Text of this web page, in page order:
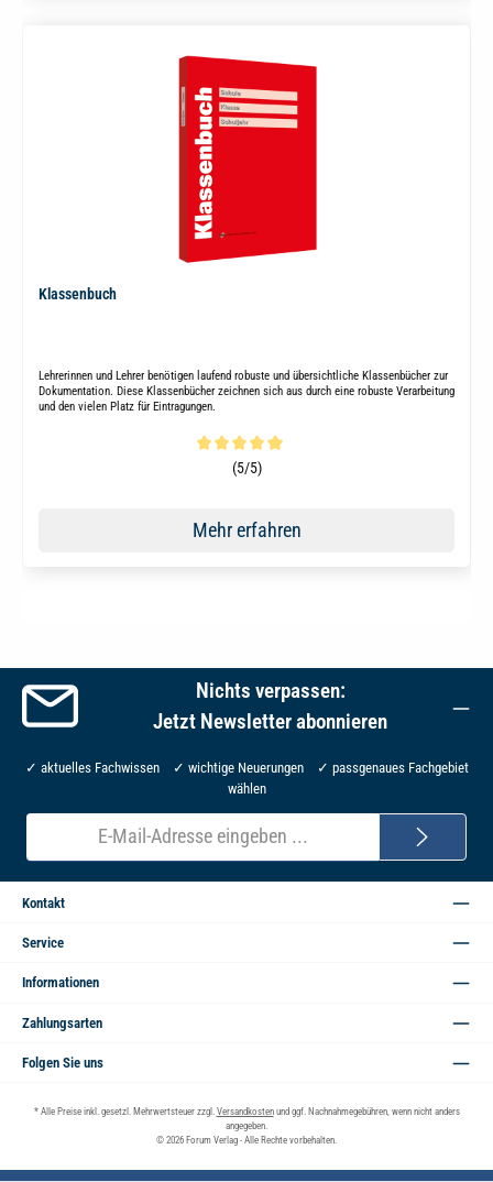
Klassenbuch
Lehrerinnen und Lehrer benötigen laufend robuste und übersichtliche Klassenbücher zur
Dokumentation. Diese Klassenbücher zeichnen sich aus durch eine robuste Verarbeitung
und den vielen Platz für Eintragungen.
Durchschnittliche Bewertung von 5 von 5 Sternen
(5/5)
Mehr erfahren
Nichts verpassen:
Jetzt Newsletter abonnieren
✓ aktuelles Fachwissen ✓ wichtige Neuerungen ✓ passgenaues Fachgebiet
wählen
E-
Mail-
Adresse*
Kontakt
Service
Informationen
Zahlungsarten
Folgen Sie uns
* Alle Preise inkl. gesetzl. Mehrwertsteuer zzgl. Versandkostenund ggf. Nachnahmegebühren, wenn nicht anders
angegeben.
© 2026 Forum Verlag - Alle Rechte vorbehalten.